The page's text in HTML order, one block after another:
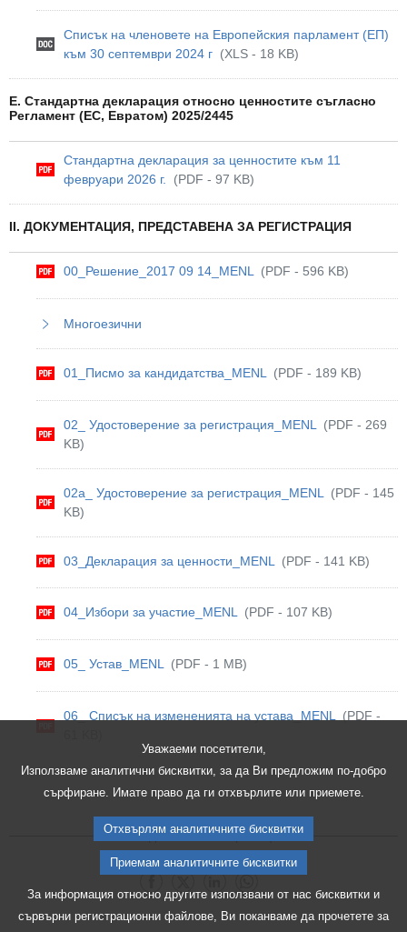
Уважаеми посетители,
Използваме аналитични бисквитки, за да Ви предложим по-добро
сърфиране. Имате право да ги отхвърлите или приемете.
Отхвърлям аналитичните бисквитки
Приемам аналитичните бисквитки
За информация относно другите използвани от нас бисквитки и
сървърни регистрационни файлове, Ви поканваме да прочетете за
Списък на членовете на Европейския парламент (ЕП)
към 30 септември 2024 г (XLS - 18 KB)
E. Стандартна декларация относно ценностите съгласно
Регламент (ЕС, Евратом) 2025/2445
Стандартна декларация за ценностите към 11
февруари 2026 г.
(PDF - 97 KB)
II. ДОКУМЕНТАЦИЯ, ПРЕДСТАВЕНА ЗА РЕГИСТРАЦИЯ
00_Решение_2017 09 14_MENL (PDF - 596 KB)
Многоезични
01_Писмо за кандидатства_MENL (PDF - 189 KB)
02_ Удостоверение за регистрация_MENL
(PDF - 269
KB)
02a_ Удостоверение за регистрация_MENL
(PDF - 145
KB)
03_Декларация за ценности_MENL (PDF - 141 KB)
04_Избори за участие_MENL (PDF - 107 KB)
05_ Устав_MENL (PDF - 1 MB)
06_ Списък на измененията на устава_MENL
(PDF -
Споделете тази страница:
Сподели на Facebook
Сподели на X
Споделете тази страница в
Споделете тази страница